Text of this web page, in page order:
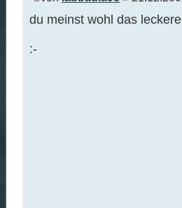
du meinst wohl das
:-